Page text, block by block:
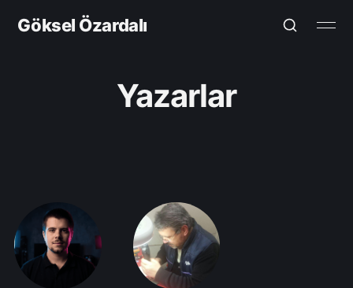
Göksel Özardalı
Yazarlar